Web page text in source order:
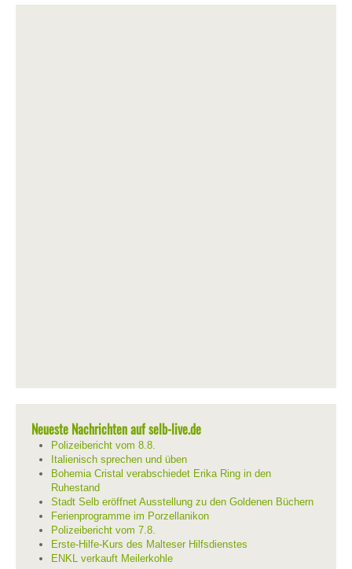
Neueste Nachrichten auf selb-live.de
Polizeibericht vom 8.8.
Italienisch sprechen und üben
Bohemia Cristal verabschiedet Erika Ring in den
Ruhestand
Stadt Selb eröffnet Ausstellung zu den Goldenen Büchern
Ferienprogramme im Porzellanikon
Polizeibericht vom 7.8.
Erste-Hilfe-Kurs des Malteser Hilfsdienstes
ENKL verkauft Meilerkohle